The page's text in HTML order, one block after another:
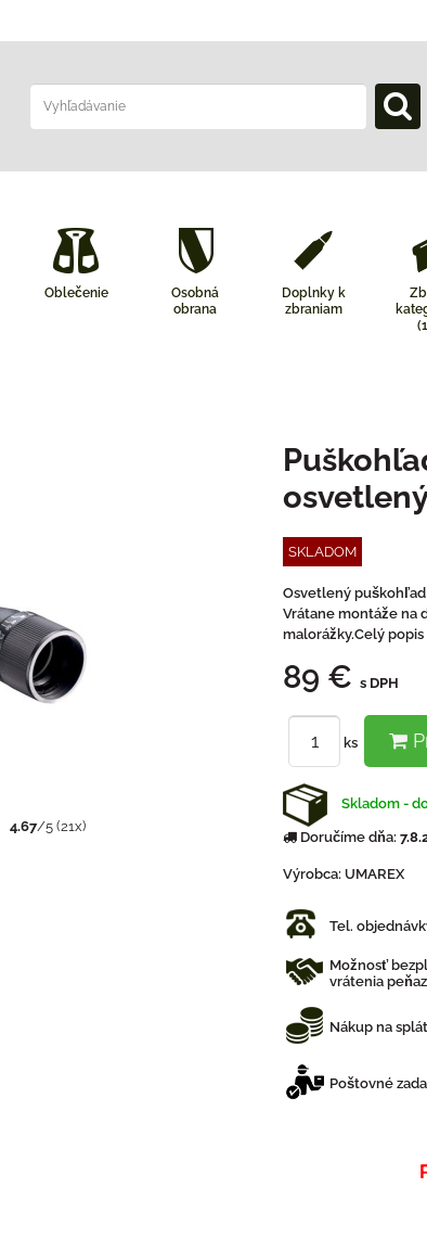
Oblečenie
Osobná
obrana
Doplnky k
zbraniam
4.67/5 (21x)
SKLADOM
Osvetlený puškohľad
Vrátane montáže na
malorážky.Celý popis
89 € s DPH
ks
Skladom -
Doručíme dňa:
Výrobca: UMAREX
Tel.
Možnosť
vrátenia
Nákup na
Poštovné